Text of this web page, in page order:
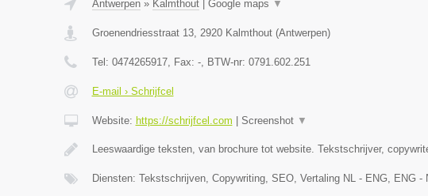
Antwerpen» Kalmthout| Google maps ▼
Groenendriesstraat 13, 2920 Kalmthout(Antwerpen)
Tel: 0474265917, Fax: -, BTW-nr: 0791.602.251
E-mail › Schrijfcel
Website: https://schrijfcel.com Screenshot ▼
Leeswaardige teksten, van brochure tot website. Tekstschrijver,
Diensten: Tekstschrijven, Copywriting, SEO, Vertaling NL - ENG, ENG -